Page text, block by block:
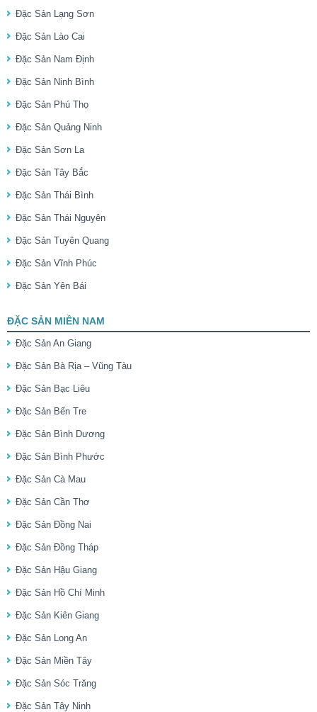
Đặc Sản Lạng Sơn
Đặc Sản Lào Cai
Đặc Sản Nam Định
Đặc Sản Ninh Bình
Đặc Sản Phú Thọ
Đặc Sản Quảng Ninh
Đặc Sản Sơn La
Đặc Sản Tây Bắc
Đặc Sản Thái Bình
Đặc Sản Thái Nguyên
Đặc Sản Tuyên Quang
Đặc Sản Vĩnh Phúc
Đặc Sản Yên Bái
ĐẶC SẢN MIỀN NAM
Đặc Sản An Giang
Đặc Sản Bà Rịa – Vũng Tàu
Đặc Sản Bạc Liêu
Đặc Sản Bến Tre
Đặc Sản Bình Dương
Đặc Sản Bình Phước
Đặc Sản Cà Mau
Đặc Sản Cần Thơ
Đặc Sản Đồng Nai
Đặc Sản Đồng Tháp
Đặc Sản Hậu Giang
Đặc Sản Hồ Chí Minh
Đặc Sản Kiên Giang
Đặc Sản Long An
Đặc Sản Miền Tây
Đặc Sản Sóc Trăng
Đặc Sản Tây Ninh